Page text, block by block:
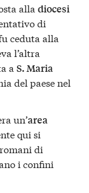
alla diocesi
di
ceduta alla
l’altra
a S. Maria
del paese nel
un’area
qui si
di
i confini